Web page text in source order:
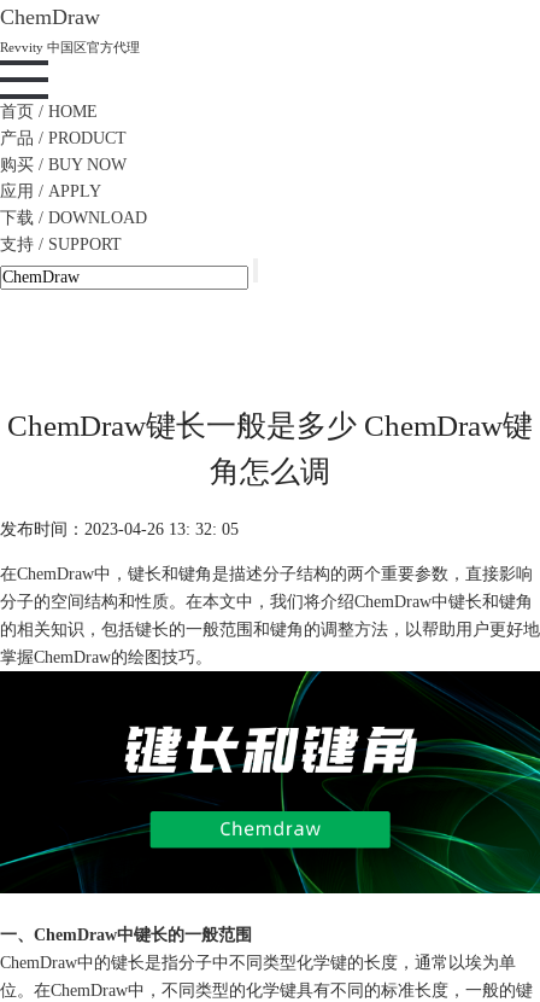
ChemDraw
Revvity 中国区官方代理
首页 / HOME
产品 / PRODUCT
购买 / BUY NOW
应用 / APPLY
下载 / DOWNLOAD
支持 / SUPPORT
ChemDraw键长一般是多少 ChemDraw键
角怎么调
发布时间：2023-04-26 13: 32: 05
在ChemDraw中，键长和键角是描述分子结构的两个重要参数，直接影响
分子的空间结构和性质。在本文中，我们将介绍ChemDraw中键长和键角
的相关知识，包括键长的一般范围和键角的调整方法，以帮助用户更好地
掌握ChemDraw的绘图技巧。
一、ChemDraw中键长的一般范围
ChemDraw中的键长是指分子中不同类型化学键的长度，通常以埃为单
位。在ChemDraw中，不同类型的化学键具有不同的标准长度，一般的键